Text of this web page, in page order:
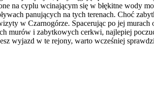
na cyplu wcinającym się w błękitne wody
panujących na tych terenach. Choć
w Czarnogórze. Spacerując po jej
murów i zabytkowych cerkwi, najlepiej
wyjazd w te rejony, warto wcześniej